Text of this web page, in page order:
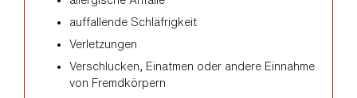
auffallende Schläfrigkeit
Verletzungen
Verschlucken, Einatmen oder andere Einnahme
von Fremdkörpern